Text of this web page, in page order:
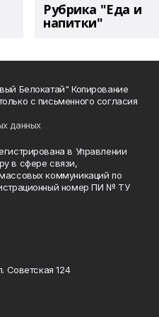
Рубрика "Еда и
напитки"
Белокатай" Копирование
с письменного согласия
данных
в Управлении
в сфере связи,
коммуникаций по
номер ПИ № ТУ
Советская 124